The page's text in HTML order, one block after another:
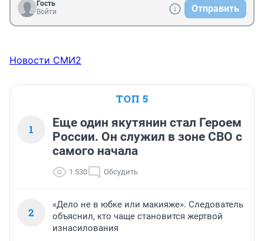
Гость
Войти
Отправить
Новости СМИ2
ТОП 5
1
Еще один якутянин стал Героем
России. Он служил в зоне СВО с
самого начала
1 530 Обсудить
2
«Дело не в юбке или макияже». Следователь
объяснил, кто чаще становится жертвой
изнасилования